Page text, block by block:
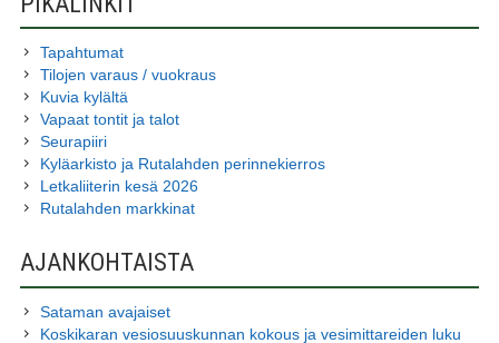
Tapahtumat
Tilojen varaus / vuokraus
Kuvia kylältä
Vapaat tontit ja talot
Seurapiiri
Kyläarkisto ja Rutalahden perinnekierros
Letkaliiterin kesä 2026
Rutalahden markkinat
AJANKOHTAISTA
Sataman avajaiset
Koskikaran vesiosuuskunnan kokous ja vesimittareiden luku